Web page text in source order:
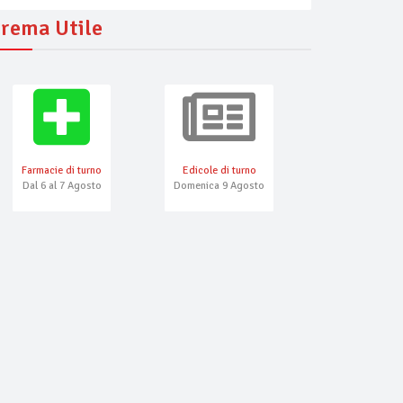
Utile
Farmacie di turno
Dal 6 al 7 Agosto
Edicole di turno
Domenica 9 Agosto